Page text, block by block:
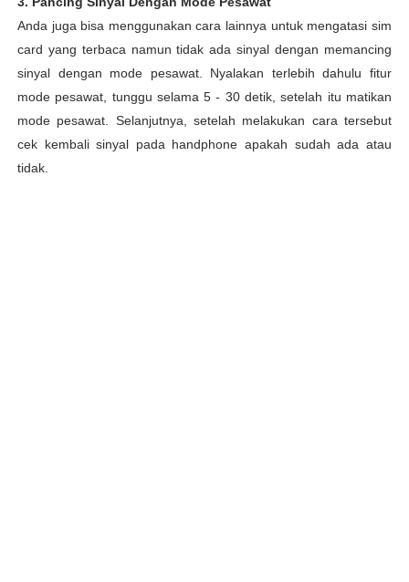
Anda juga bisa menggunakan cara lainnya untuk mengatasi sim
card yang terbaca namun tidak ada sinyal dengan memancing
sinyal dengan mode pesawat. Nyalakan terlebih dahulu fitur
mode pesawat, tunggu selama 5 - 30 detik, setelah itu matikan
mode pesawat. Selanjutnya, setelah melakukan cara tersebut
cek kembali sinyal pada handphone apakah sudah ada atau
tidak.